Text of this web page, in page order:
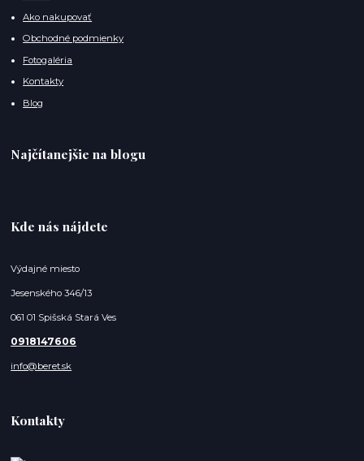
Ako nakupovať
Obchodné podmienky
Fotogaléria
Kontakty
Blog
Najčítanejšie na blogu
Kde nás nájdete
Výdajné miesto
Jesenského 346/13
061 01 Spišská Stará Ves
0918147606
info@beret.sk
Kontakty